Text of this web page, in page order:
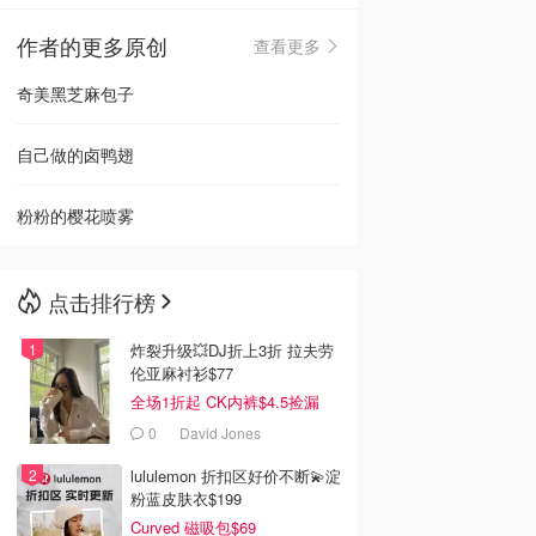
🇳🇿新西兰
作者的更多原创
查看更多
奇美黑芝麻包子
自己做的卤鸭翅
粉粉的樱花喷雾
点击排行榜
炸裂升级💥DJ折上3折 拉夫劳
伦亚麻衬衫$77
全场1折起 CK内裤$4.5捡漏
0 David Jones
lululemon 折扣区好价不断💫淀
粉蓝皮肤衣$199
Curved 磁吸包$69